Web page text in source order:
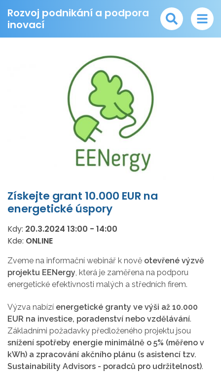
Rozvoj podnikání a podpora
inovací
Získejte grant 10.000 EUR na
energetické úspory
Kdy: 20.3.2024 13:00 - 14:00
Kde: ONLINE
Zveme na informační webinář k nově otevřené výzvě
projektu EENergy, která je zaměřena na podporu
energetické efektivnosti malých a středních firem.
Výzva nabízí energetické granty ve výši až 10.000
EUR na investice, poradenství nebo vzdělávání.
Základními požadavky předloženého projektu jsou
snížení spotřeby energie minimálně o 5% (měřeno v
kWh) a zpracování akčního plánu (s asistencí tzv.
Sustainability Advisors - poradců pro udržitelnost).